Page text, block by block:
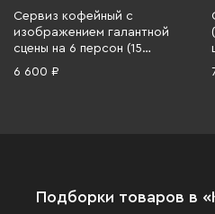
Сервиз кофейный с
изображением галантной
сцены на 6 персон (15
предметов), Ереванский
6 600 ₽
Подборки товаров в